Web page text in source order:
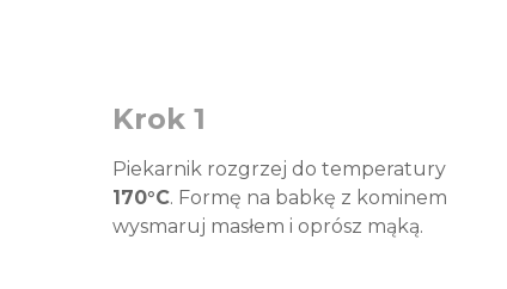
Krok 1
Piekarnik rozgrzej do temperatury
170°C. Formę na babkę z kominem
wysmaruj masłem i oprósz mąką.